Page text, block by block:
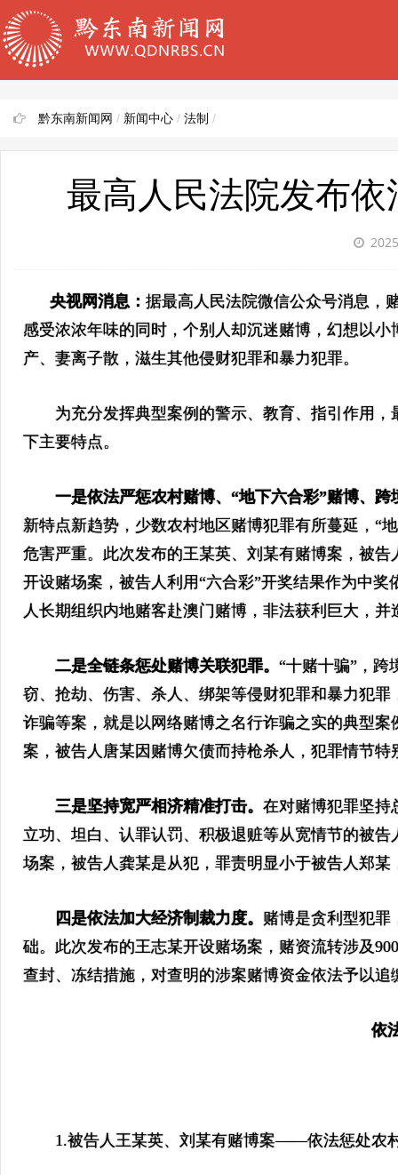
黔东南新闻网 / 新闻中心 / 法制 /
最高人民法院发布
央视网消息： 据最高人民法院微信公众号消息，
感受浓浓年味的同时，个别人却沉迷赌博，幻想以
产、妻离子散，滋生其他侵财犯罪和暴力犯罪。
为充分发挥典型案例的警示、教育、指引作用，
下主要特点。
一是依法严惩农村赌博、“地下六合彩”赌博、跨
新特点新趋势，少数农村地区赌博犯罪有所蔓延，“
危害严重。此次发布的王某英、刘某有赌博案，被
开设赌场案，被告人利用“六合彩”开奖结果作为中
人长期组织内地赌客赴澳门赌博，非法获利巨大，
二是全链条惩处赌博关联犯罪。 “十赌十骗”，跨
窃、抢劫、伤害、杀人、绑架等侵财犯罪和暴力犯
诈骗等案，就是以网络赌博之名行诈骗之实的典型
案，被告人唐某因赌博欠债而持枪杀人，犯罪情节
三是坚持宽严相济精准打击。 在对赌博犯罪坚持
立功、坦白、认罪认罚、积极退赃等从宽情节的被
场案，被告人龚某是从犯，罪责明显小于被告人郑
四是依法加大经济制裁力度。 赌博是贪利型犯罪
础。此次发布的王志某开设赌场案，赌资流转涉及
查封、冻结措施，对查明的涉案赌博资金依法予以追
依法
1.被告人王某英、刘某有赌博案——依法惩处农